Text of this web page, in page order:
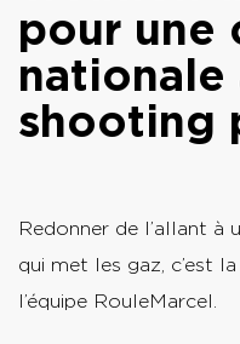
pour une
nationale
shooting
Redonner de l’allant à
qui met les gaz, c’est
l’équipe RouleMarcel.